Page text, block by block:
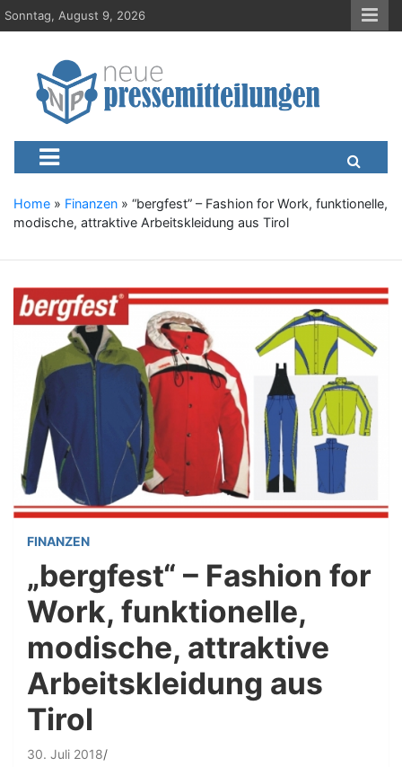
S
k
Sonntag, August 9, 2026
Neue-
Presseportal, Nachrichten, News, Meldungen, Wirtschaft
Home » Finanzen » “bergfest” – Fashion for Work, funktionelle,
modische, attraktive Arbeitskleidung aus Tirol
FINANZEN
„bergfest“ – Fashion for
Work, funktionelle,
modische, attraktive
Arbeitskleidung aus
Tirol
30. Juli 2018